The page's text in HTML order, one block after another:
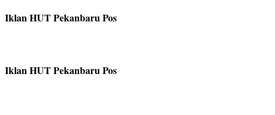
Iklan HUT Pekanbaru Pos
Iklan HUT Pekanbaru Pos